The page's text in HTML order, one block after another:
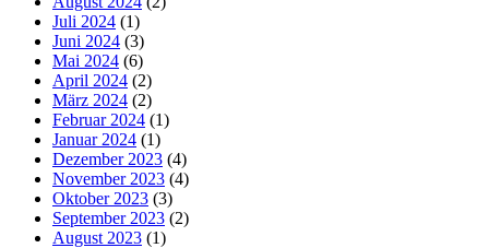
Juli 2024 (1)
Juni 2024 (3)
Mai 2024 (6)
April 2024 (2)
März 2024 (2)
Februar 2024 (1)
Januar 2024 (1)
Dezember 2023 (4)
November 2023 (4)
Oktober 2023 (3)
September 2023 (2)
August 2023 (1)